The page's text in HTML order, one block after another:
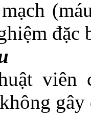
đặc
viên
gây